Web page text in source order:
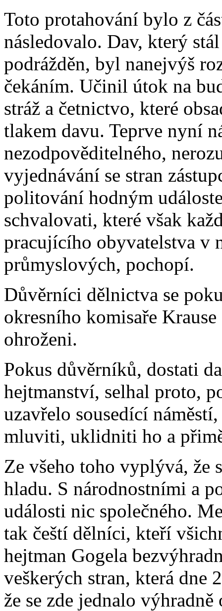
Toto protahování bylo z
následovalo. Dav, který
podrážděn, byl nanejvýš
čekáním. Učinil útok na
stráž a četnictvo, které
tlakem davu. Teprve nyní
nezodpověditelného,
vyjednávání se stran
politování hodným
schvalovati, které však
pracujícího obyvatelstva v
průmyslových, pochopí.
Důvěrníci dělnictva se
okresního komisaře
ohroženi.
Pokus důvěrníků, dostati
hejtmanství, selhal proto,
uzavřelo sousedící
mluviti, uklidniti ho a
Ze všeho toho vyplývá, že
hladu. S národnostními a
události nic společného.
tak čeští dělníci, kteří
hejtman Gogela
veškerých stran, která dne
že se zde jednalo